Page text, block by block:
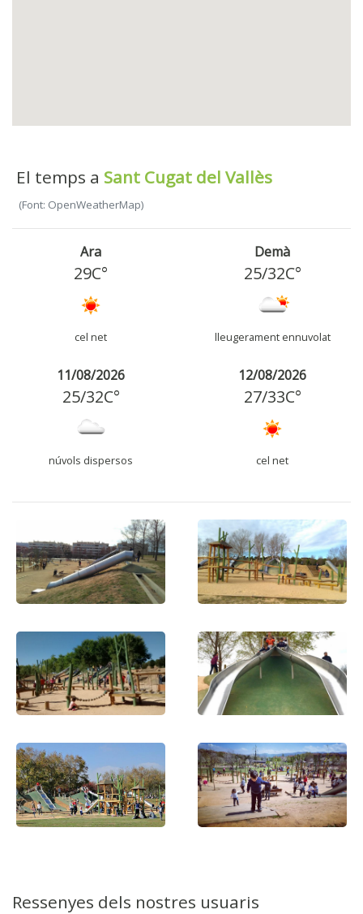
El temps a Sant Cugat del Vallès
(Font: OpenWeatherMap)
Ara
29C°
cel net
Demà
25/32C°
lleugerament ennuvolat
11/08/2026
25/32C°
núvols dispersos
12/08/2026
27/33C°
cel net
Ressenyes dels nostres usuaris